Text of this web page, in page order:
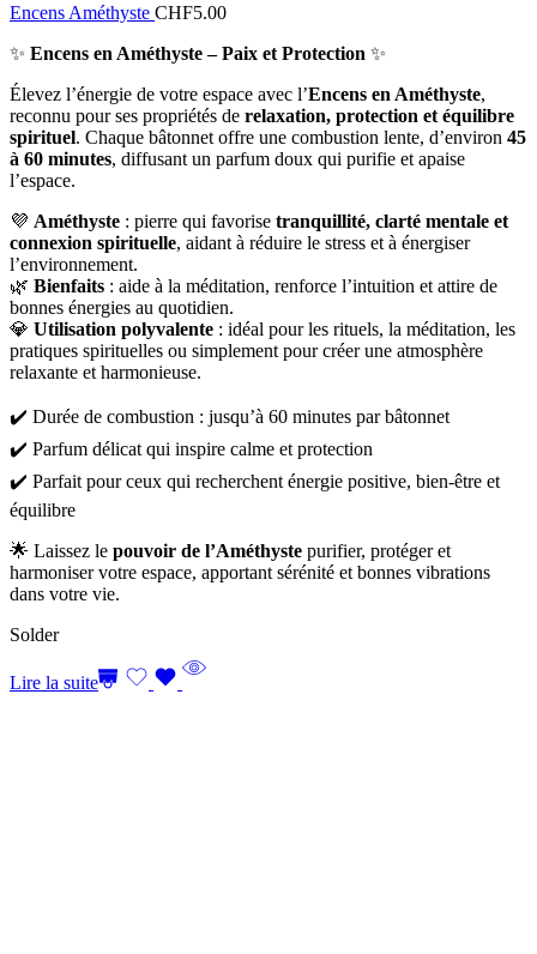
Encens Améthyste CHF5.00
✨ Encens en Améthyste – Paix et Protection ✨
Élevez l’énergie de votre espace avec l’Encens en Améthyste,
reconnu pour ses propriétés de relaxation, protection et équilibre
spirituel. Chaque bâtonnet offre une combustion lente, d’environ 45
à 60 minutes, diffusant un parfum doux qui purifie et apaise
l’espace.
💜 Améthyste : pierre qui favorise tranquillité, clarté mentale et
connexion spirituelle, aidant à réduire le stress et à énergiser
l’environnement.
🌿 Bienfaits : aide à la méditation, renforce l’intuition et attire de
bonnes énergies au quotidien.
💎 Utilisation polyvalente : idéal pour les rituels, la méditation, les
pratiques spirituelles ou simplement pour créer une atmosphère
relaxante et harmonieuse.
✔️ Durée de combustion : jusqu’à 60 minutes par bâtonnet
✔️ Parfum délicat qui inspire calme et protection
✔️ Parfait pour ceux qui recherchent énergie positive, bien-être et
équilibre
🌟 Laissez le pouvoir de l’Améthyste purifier, protéger et
harmoniser votre espace, apportant sérénité et bonnes vibrations
dans votre vie.
Solder
Lire la suite